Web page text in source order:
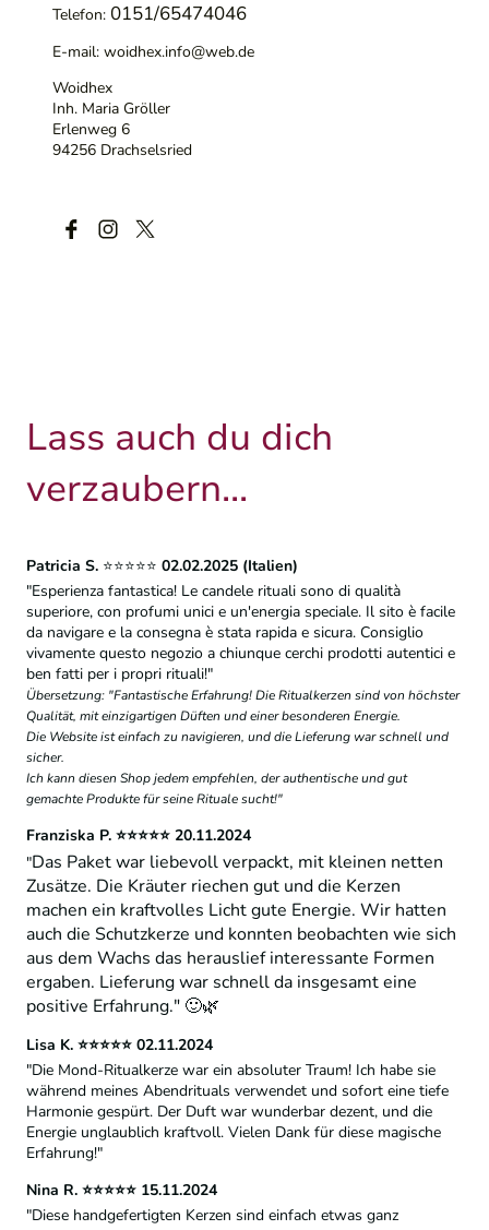
Telefon: 0151/65474046
E-mail: woidhex.info@web.de
Woidhex
Inh. Maria Gröller
Erlenweg 6
94256 Drachselsried
Lass auch du dich
verzaubern...
Patricia S. ⭐⭐⭐⭐⭐ 02.02.2025 (Italien)
"Esperienza fantastica! Le candele rituali sono di qualità
superiore, con profumi unici e un'energia speciale. Il sito è facile
da navigare e la consegna è stata rapida e sicura. Consiglio
vivamente questo negozio a chiunque cerchi prodotti autentici e
ben fatti per i propri rituali!"
Übersetzung: "Fantastische Erfahrung! Die Ritualkerzen sind von höchster
Qualität, mit einzigartigen Düften und einer besonderen Energie.
Die Website ist einfach zu navigieren, und die Lieferung war schnell und
sicher.
Ich kann diesen Shop jedem empfehlen, der authentische und gut
gemachte Produkte für seine Rituale sucht!"
Franziska P. ⭐⭐⭐⭐⭐ 20.11.2024
"Das Paket war liebevoll verpackt, mit kleinen netten
Zusätze. Die Kräuter riechen gut und die Kerzen
machen ein kraftvolles Licht gute Energie. Wir hatten
auch die Schutzkerze und konnten beobachten wie sich
aus dem Wachs das herauslief interessante Formen
ergaben. Lieferung war schnell da insgesamt eine
positive Erfahrung." 🙂🌿
Lisa K. ⭐⭐⭐⭐⭐ 02.11.2024
"Die Mond-Ritualkerze war ein absoluter Traum! Ich habe sie
während meines Abendrituals verwendet und sofort eine tiefe
Harmonie gespürt. Der Duft war wunderbar dezent, und die
Energie unglaublich kraftvoll. Vielen Dank für diese magische
Erfahrung!"
Nina R. ⭐⭐⭐⭐⭐ 15.11.2024
"Diese handgefertigten Kerzen sind einfach etwas ganz